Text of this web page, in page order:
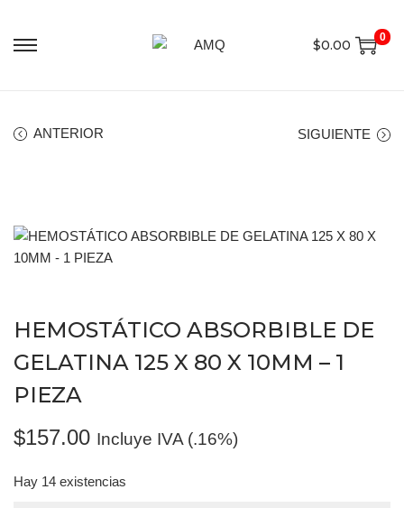
$0.00
0
ANTERIOR SIGUIENTE
HEMOSTÁTICO ABSORBIBLE DE
GELATINA 125 X 80 X 10MM – 1
PIEZA
$157.00 Incluye IVA (.16%)
Hay 14 existencias